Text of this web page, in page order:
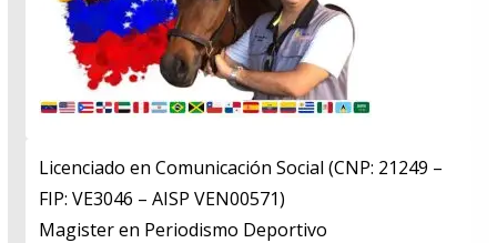
Licenciado en Comunicación Social (CNP: 21249 –
FIP: VE3046 – AISP VEN00571)
​Magister en Periodismo Deportivo